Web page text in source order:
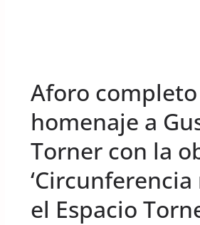
Aforo
homenaje a
Torner con la
‘Circunferencia
el Espacio